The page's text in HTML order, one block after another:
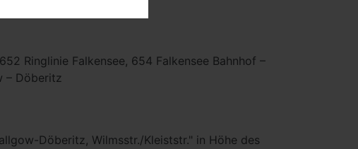
Ringlinie Falkensee, 654 Falkensee Bahnhof –
– Döberitz
Döberitz, Wilmsstr./Kleiststr." in Höhe des